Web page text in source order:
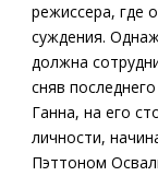
режиссера, где
суждения.
должна
сняв
Ганна, на его
личности,
Пэттоном